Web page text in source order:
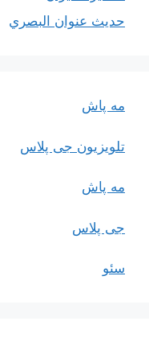
حديث عنوان البصري
مه پاش
تلویزیون جی پلاس
مه پاش
جی پلاس
سئو